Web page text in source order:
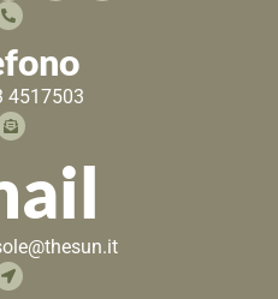
4517503